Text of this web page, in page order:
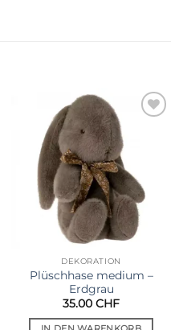
Auf die
Wunschliste
DEKORATION
Plüschhase medium –
Erdgrau
35.00 CHF